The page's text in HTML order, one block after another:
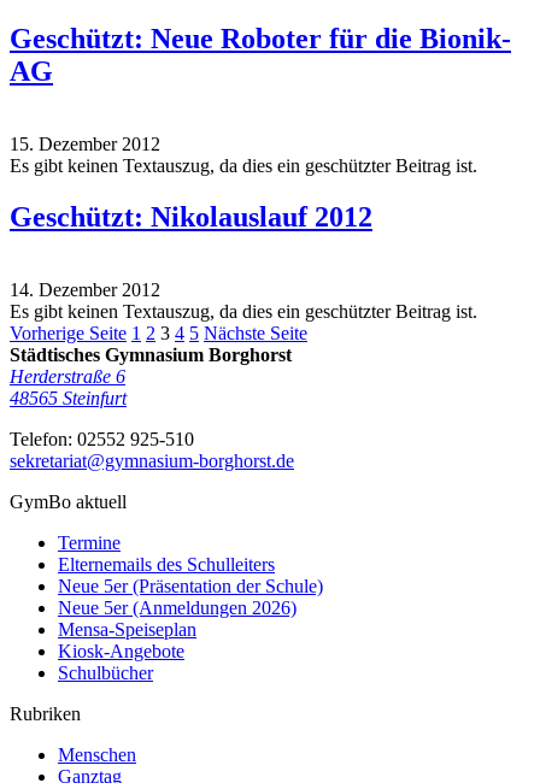
Geschützt: Neue Roboter für die Bionik-
AG
15. Dezember 2012
Es gibt keinen Textauszug, da dies ein geschützter Beitrag ist.
Geschützt: Nikolauslauf 2012
14. Dezember 2012
Es gibt keinen Textauszug, da dies ein geschützter Beitrag ist.
Vorherige Seite 1 2 3 4 5 Nächste Seite
Städtisches Gymnasium Borghorst
Herderstraße 6
48565 Steinfurt
Telefon: 02552 925-510
sekretariat@gymnasium-borghorst.de
GymBo aktuell
Termine
Elternemails des Schulleiters
Neue 5er (Präsentation der Schule)
Neue 5er (Anmeldungen 2026)
Mensa-Speiseplan
Kiosk-Angebote
Schulbücher
Rubriken
Menschen
Ganztag